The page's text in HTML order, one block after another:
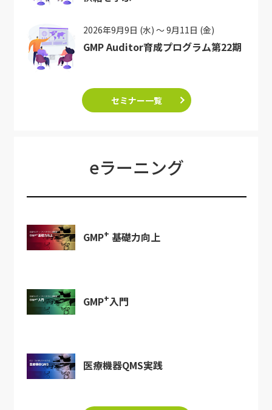
2026年9月9日 (水) ～ 9月11日 (金)
GMP Auditor育成プログラム第22期
セミナー一覧
eラーニング
GMP+ 基礎力向上
GMP+入門
医療機器QMS実践